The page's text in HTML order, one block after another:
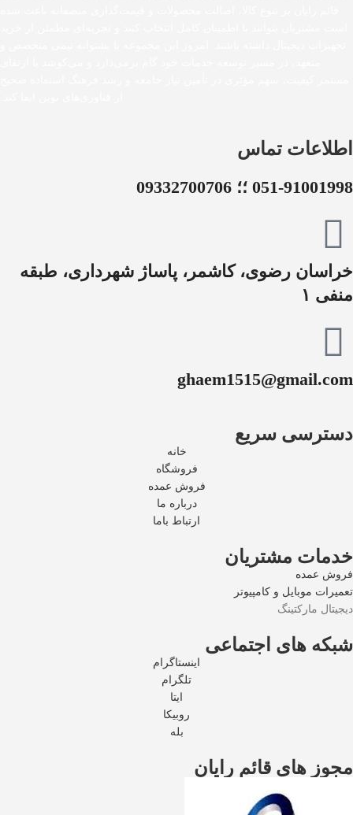
اطلاعات تماس
051-91001998 ؛؛ 09332700706
خراسان رضوی، کاشمر، پاساژ شهرداری، طبقه
منفی ۱
ghaem1515@gmail.com
دسترسی سریع
خانه
فروشگاه
فروش عمده
درباره ما
ارتباط باما
خدمات مشتریان
فروش عمده
تعمیرات موبایل و کامپیوتر
دیجیتال مارکتینگ
شبکه های اجتماعی
اینستاگرام
تلگرام
ایتا
روبیکا
بله
مجوز های قائم رایان